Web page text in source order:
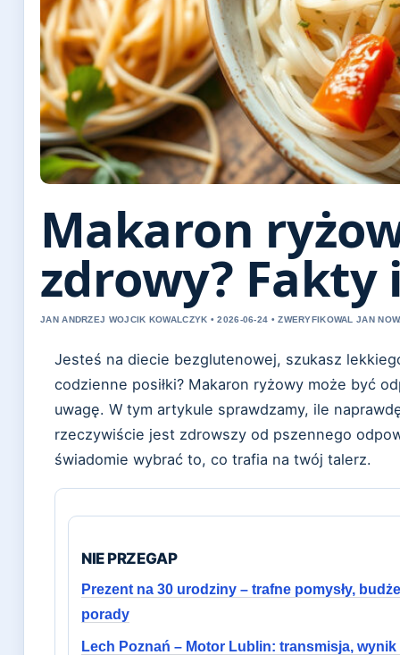
Makaron
zdrowy?
JAN ANDRZEJ WOJCIK KOWALCZYK • 2026-06-24 • ZWERYFIKOWAL JAN
Jesteś na diecie bezglutenowej, szukasz
codzienne posiłki? Makaron ryżowy może być
uwagę. W tym artykule sprawdzamy, ile
rzeczywiście jest zdrowszy od pszennego
świadomie wybrać to, co trafia na twój talerz.
NIE PRZEGAP
Prezent na 30 urodziny – trafne pomysły,
porady
Lech Poznań – Motor Lublin: transmisja, wynik